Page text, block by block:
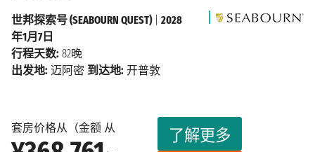
套房价格从（金额 从
了解更多
世邦探索号 (SEABOURN QUEST)| 2028
年1月7日
行程天数: 82晚
出发地: 迈阿密 到达地: 开普敦